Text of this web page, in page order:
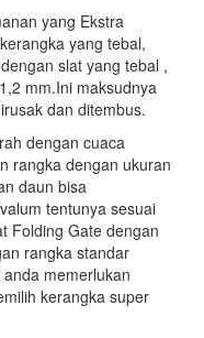
yang Ekstra
yang tebal,
slat yang tebal ,
mm.Ini maksudnya
dan ditembus.
dengan cuaca
rangka dengan ukuran
daun bisa
tentunya sesuai
Folding Gate dengan
rangka standar
memerlukan
kerangka super